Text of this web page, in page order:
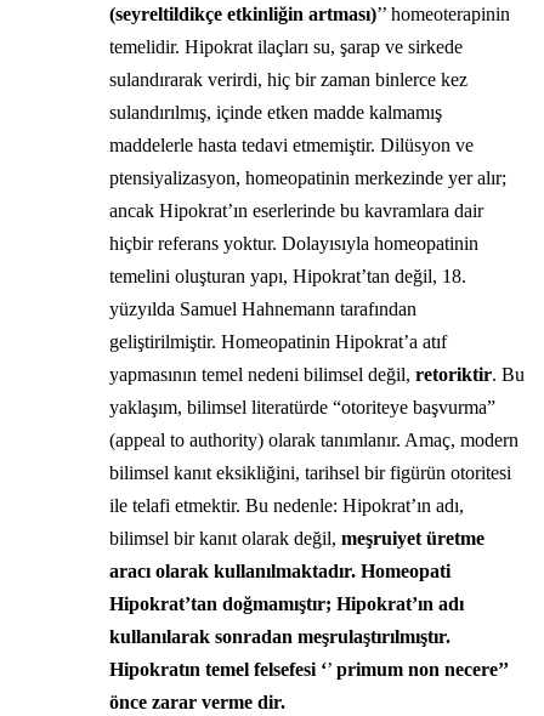
(seyreltildikçe etkinliğin artması)’’ homeoterapinin
temelidir. Hipokrat ilaçları su, şarap ve sirkede
sulandırarak verirdi, hiç bir zaman binlerce kez
sulandırılmış, içinde etken madde kalmamış
maddelerle hasta tedavi etmemiştir. Dilüsyon ve
ptensiyalizasyon, homeopatinin merkezinde yer alır;
ancak Hipokrat’ın eserlerinde bu kavramlara dair
hiçbir referans yoktur. Dolayısıyla homeopatinin
temelini oluşturan yapı, Hipokrat’tan değil, 18.
yüzyılda Samuel Hahnemann tarafından
geliştirilmiştir. Homeopatinin Hipokrat’a atıf
yapmasının temel nedeni bilimsel değil, retoriktir. Bu
yaklaşım, bilimsel literatürde “otoriteye başvurma”
(appeal to authority) olarak tanımlanır. Amaç, modern
bilimsel kanıt eksikliğini, tarihsel bir figürün otoritesi
ile telafi etmektir. Bu nedenle: Hipokrat’ın adı,
bilimsel bir kanıt olarak değil, meşruiyet üretme
aracı olarak kullanılmaktadır. Homeopati
Hipokrat’tan doğmamıştır; Hipokrat’ın adı
kullanılarak sonradan meşrulaştırılmıştır.
Hipokratın temel felsefesi ‘’ primum non necere’’
önce zarar verme dir.